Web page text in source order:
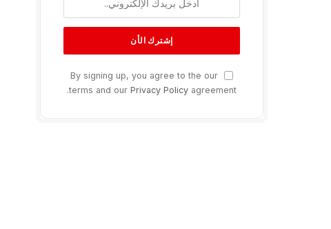
By signing up, you agree to the our
terms and our Privacy Policy agreement.